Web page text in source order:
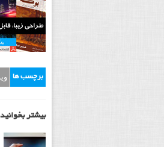
برچسب ها
بیشتر